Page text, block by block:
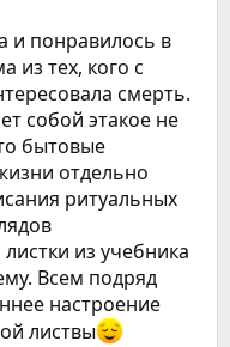
и понравилось в
из тех, кого с
смерть.
собой этакое не
бытовые
отдельно
ритуальных
из учебника
Всем подряд
настроение
листвы